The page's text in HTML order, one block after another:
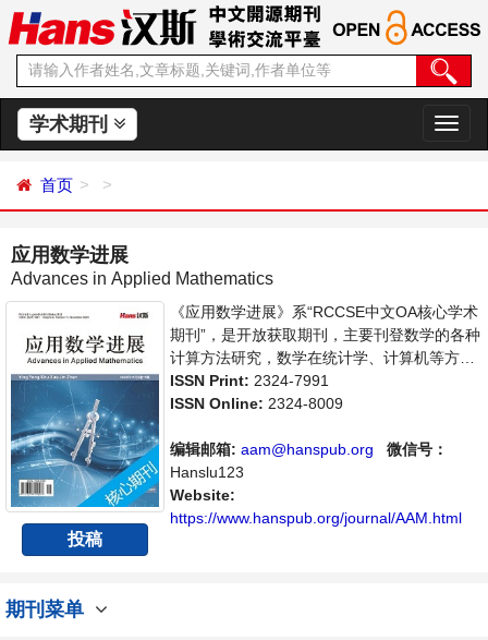
学术期刊
切
换
首页
应用数学进展
Advances in Applied Mathematics
投稿
《应用数学进展》系“RCCSE中文OA核心学术
期刊”，是开放获取期刊，主要刊登数学的各种
计算方法研究，数学在统计学、计算机等方面
应用的学术论文和成果评述。本刊支持思想创
新、学术创新，倡导科学，繁荣学术，集学术
家、学者、科研人员提供一个传播、分享和讨
论应用数学领域内不同方向问题与发展的交流
平台。
ISSN Print: 2324-7991
ISSN Online: 2324-8009
编辑邮箱: aam@hanspub.org
微信号：
Hanslu123
Website:
https://www.hanspub.org/journal/AAM.html
期刊菜单